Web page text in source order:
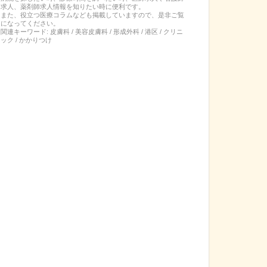
求人、薬剤師求人情報を知りたい時に便利です。
また、役立つ医療コラムなども掲載していますので、是非ご覧
になってください。
関連キーワード: 皮膚科 / 美容皮膚科 / 形成外科 / 港区 / クリニ
ック / かかりつけ